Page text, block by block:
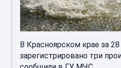
В Красноярском крае за
зарегистрировано три